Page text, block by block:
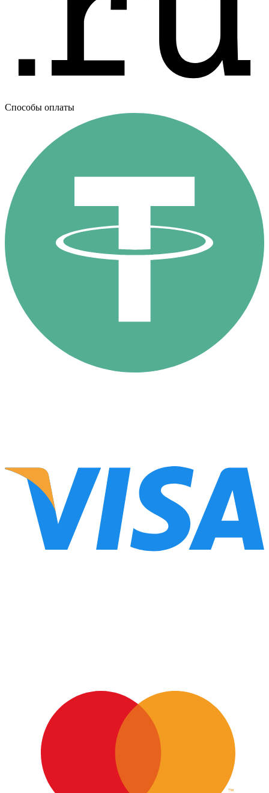
Способы оплаты